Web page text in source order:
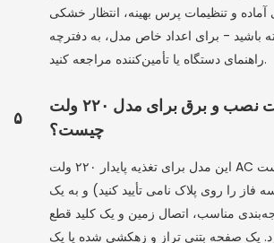
آماده و تنظیمات پرس بهینه، انتظار خشکی
باشید - برای اعداد خاص مدل، به دفترچه
راهنمای دستگاه یا تأمین‌کننده مراجعه کنید.
۵
الزامات نصب و برق برای مدل ۲۲۰ ولت
چیست؟
این مدل برای تغذیه پایدار ۲۲۰ ولت AC پیکربندی شده است
فاز را روی پلاک نامی تأیید کنید) و به یک
مناسب، اتصال زمین و یک کلید قطع
یک صفحه بتنی تراز و زهکشی شده یا یک